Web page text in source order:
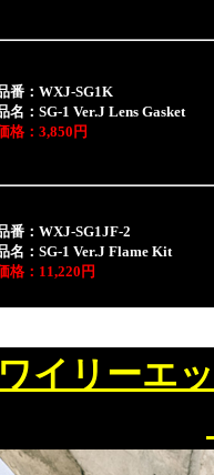
番：WXJ-SG1K
名：SG-1 Ver.J Lens Gasket
格：3,850円
番：WXJ-SG1JF-2
名：SG-1 Ver.J Flame Kit
格：11,220円
イリーエ